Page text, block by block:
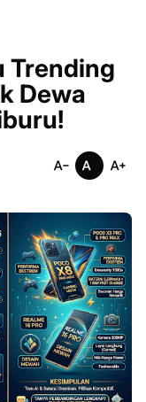
Trending
Dewa